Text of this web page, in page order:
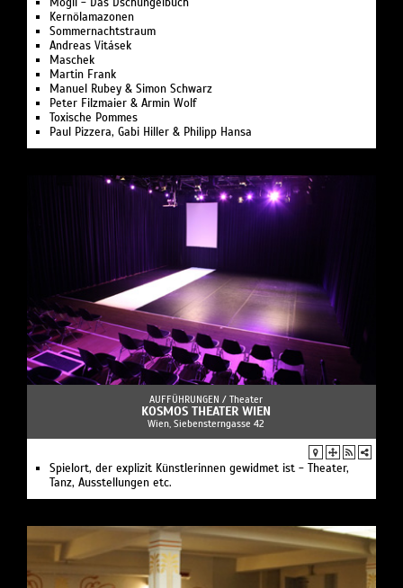
Kernölamazonen
Sommernachts­traum
Andreas Vitásek
Maschek
Martin Frank
Manuel Rubey & Simon Schwarz
Peter Filzmaier & Armin Wolf
Toxische Pommes
Paul Pizzera, Gabi Hiller & Philipp Hansa
AUFFÜHRUNGEN / Theater
KOSMOS THEATER WIEN
Wien, Siebensterngasse 42
Spielort, der explizit Künstlerinnen gewidmet ist - Theater,
Tanz, Ausstellungen etc.